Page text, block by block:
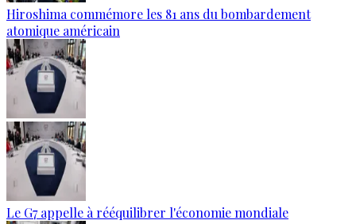
Hiroshima commémore les 81 ans du bombardement
atomique américain
Le G7 appelle à rééquilibrer l'économie mondiale